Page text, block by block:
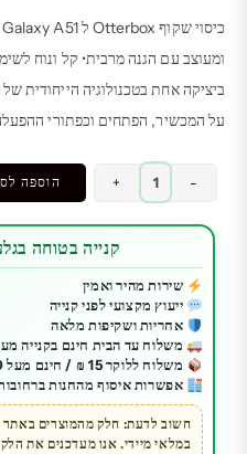
ומעוצב עם הגנה מרבית• קל ונוח
על המכשיר, הפתחים וכפתורי
-
כמות
של
כיסוי
Otterbox
ל
Galaxy
A51
דגם
Symmetry
+ הוספה
קנייה בטוחה
שירות מהיר ואמין
ייעוץ מקצועי לפני קנייה
אחריות ושקיפות מלאה
משלוח עד הבית חינם בקנייה מעל 200 ₪ לכל
משלוח ללוקר 15 ₪ / חינם מעל 200 ₪
אפשרות איסוף מהחנות
חשוב לדעת: חלק מהמוצרים באתר
במלאי מיידי. אנו מעדכנים את